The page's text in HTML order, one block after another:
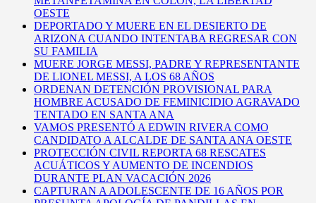
OESTE
DEPORTADO Y MUERE EN EL DESIERTO DE
ARIZONA CUANDO INTENTABA REGRESAR CON
SU FAMILIA
MUERE JORGE MESSI, PADRE Y REPRESENTANTE
DE LIONEL MESSI, A LOS 68 AÑOS
ORDENAN DETENCIÓN PROVISIONAL PARA
HOMBRE ACUSADO DE FEMINICIDIO AGRAVADO
TENTADO EN SANTA ANA
VAMOS PRESENTÓ A EDWIN RIVERA COMO
CANDIDATO A ALCALDE DE SANTA ANA OESTE
PROTECCIÓN CIVIL REPORTA 68 RESCATES
ACUÁTICOS Y AUMENTO DE INCENDIOS
DURANTE PLAN VACACIÓN 2026
CAPTURAN A ADOLESCENTE DE 16 AÑOS POR